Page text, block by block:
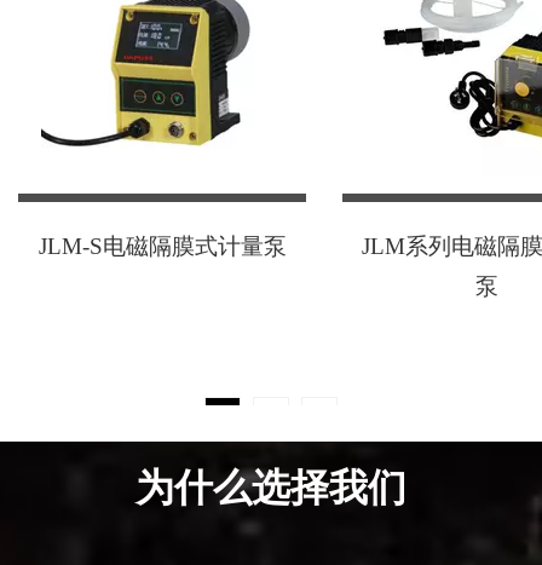
JLM-S电磁隔膜式计量泵
JLM系列电磁隔
泵
为什么选择我们